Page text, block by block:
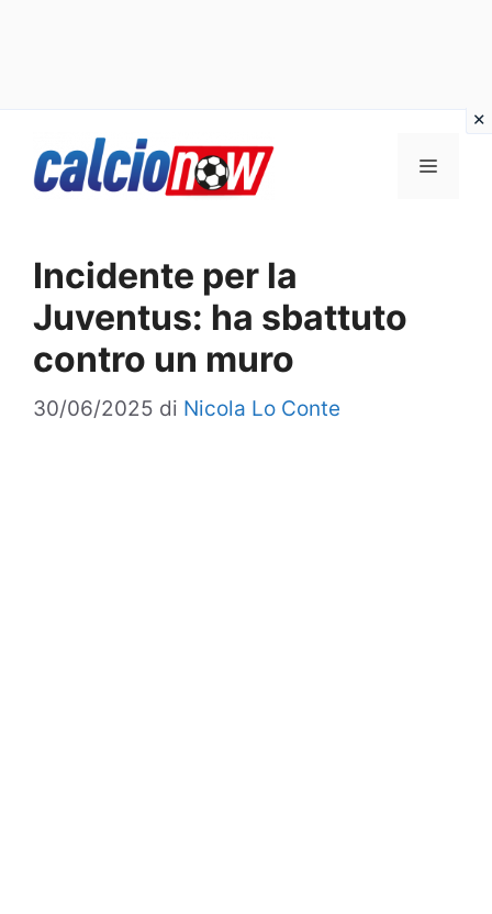
Menu
Incidente per la
Juventus: ha sbattuto
contro un muro
30/06/2025 di Nicola Lo Conte